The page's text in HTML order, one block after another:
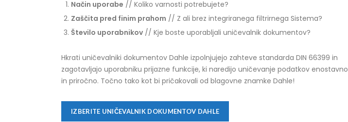
Način uporabe // Koliko varnosti potrebujete?
Zaščita pred finim prahom // Z ali brez integriranega filtrirnega Sistema?
Število uporabnikov // Kje boste uporabljali uničevalnik dokumentov?
Hkrati uničevalniki dokumentov Dahle izpolnjujejo zahteve standarda DIN 66399 in
zagotavljajo uporabniku prijazne funkcije, ki naredijo uničevanje podatkov enostavno
in priročno. Točno tako kot bi pričakovali od blagovne znamke Dahle!
IZBERITE UNIČEVALNIK DOKUMENTOV DAHLE